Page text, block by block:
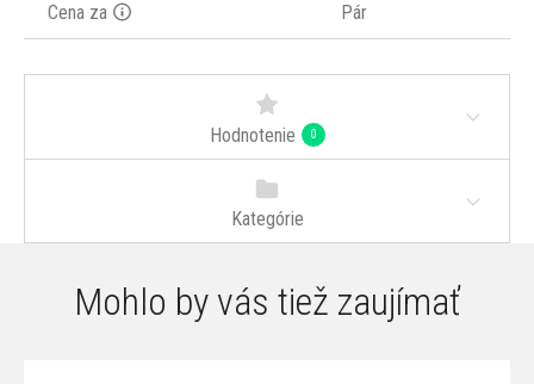
Cena za Pár
Hodnotenie 0
Kategórie
Mohlo by vás tiež zaujímať